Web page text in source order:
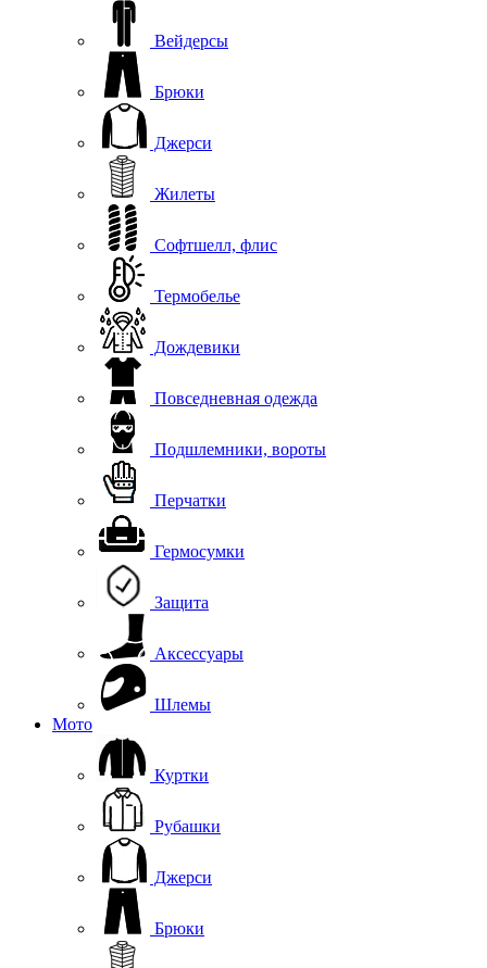
Вейдерсы
Брюки
Джерси
Жилеты
Софтшелл, флис
Термобелье
Дождевики
Повседневная одежда
Подшлемники, вороты
Перчатки
Гермосумки
Защита
Аксессуары
Шлемы
Мото
Куртки
Рубашки
Джерси
Брюки